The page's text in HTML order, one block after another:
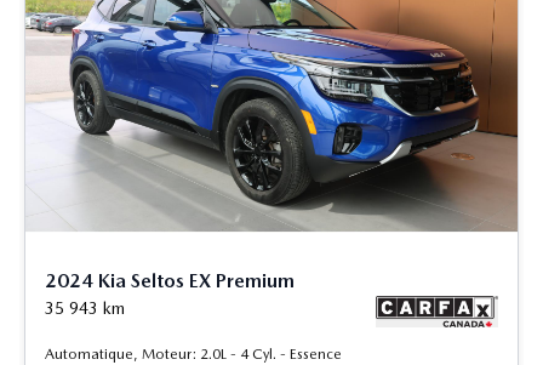
2024 Kia Seltos EX Premium
35 943 km
Automatique, Moteur: 2.0L - 4 Cyl. - Essence